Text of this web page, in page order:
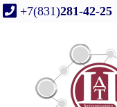
+7(831)281-42-25